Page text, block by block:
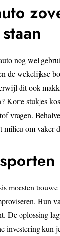
nog wel
de wekelijkse
dit ook
Korte stukjes
vragen.
milieu om vaker
moesten
Hun
De oplossing
investering kun